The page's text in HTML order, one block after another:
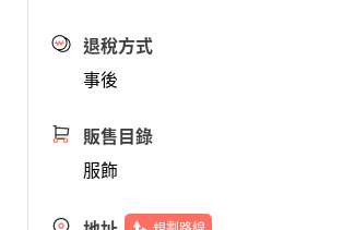
退稅方式
事後
販售目錄
服飾